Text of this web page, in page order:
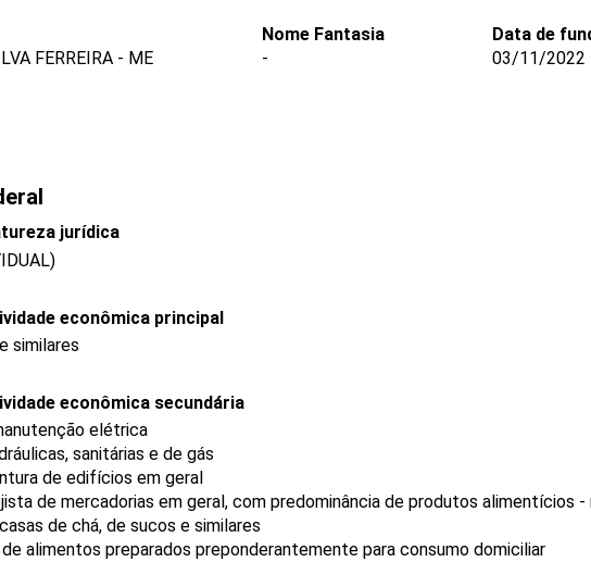
FERREIRA - ME
Nome Fantasia
-
Data de
03/11/2022
jurídica
econômica principal
similares
econômica secundária
elétrica
sanitárias e de gás
de edifícios em geral
de mercadorias em geral, com predominância de produtos alimentícios -
de chá, de sucos e similares
alimentos preparados preponderantemente para consumo domiciliar